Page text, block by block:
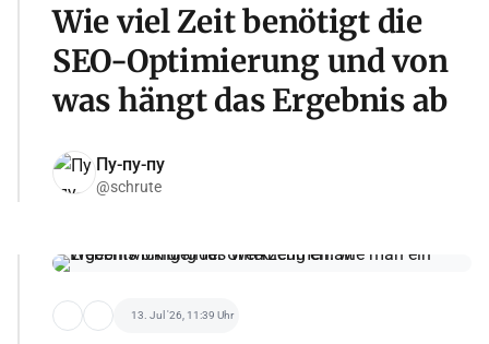
Wie viel Zeit benötigt die
SEO-Optimierung und von
was hängt das Ergebnis ab
Пу-пу-пу
@schrute
13. Jul '26, 11:39 Uhr